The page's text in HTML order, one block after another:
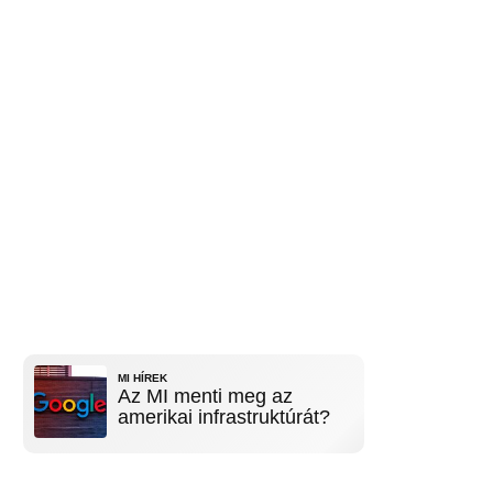
MI HÍREK
Az MI menti meg az
amerikai infrastruktúrát?